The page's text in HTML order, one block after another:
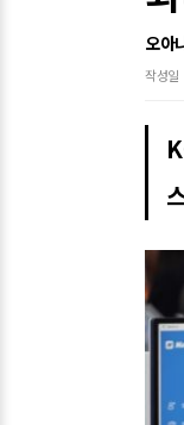
오아
작성일